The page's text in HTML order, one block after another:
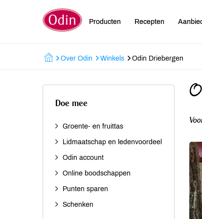
Producten Recepten
Over Odin Winkels Odin Driebergen
Doe mee
Groente- en fruittas
Lidmaatschap en ledenvoordeel
Odin account
Online boodschappen
Punten sparen
Schenken